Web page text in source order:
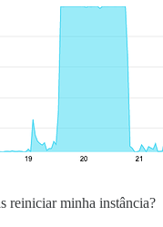
reiniciar minha instância?